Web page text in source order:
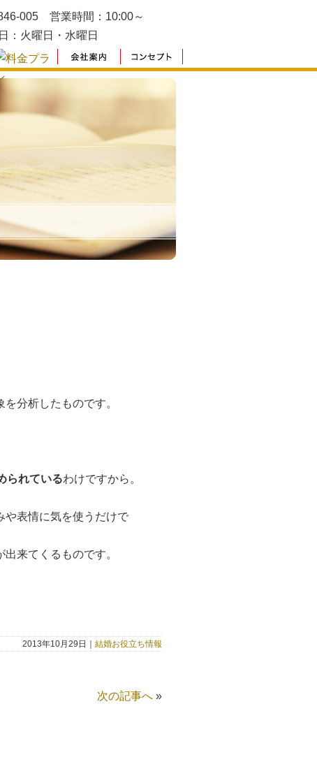
分析したものです。
られているわけですから。
や表情に気を使うだけで
来てくるものです。
2013年10月29日｜ 結婚お役立ち情報
次の記事へ »